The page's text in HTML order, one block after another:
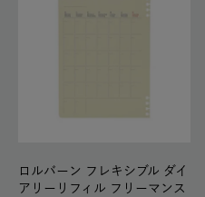
ロルバーン フレキシブル ダイ
アリーリフィル フリーマンス